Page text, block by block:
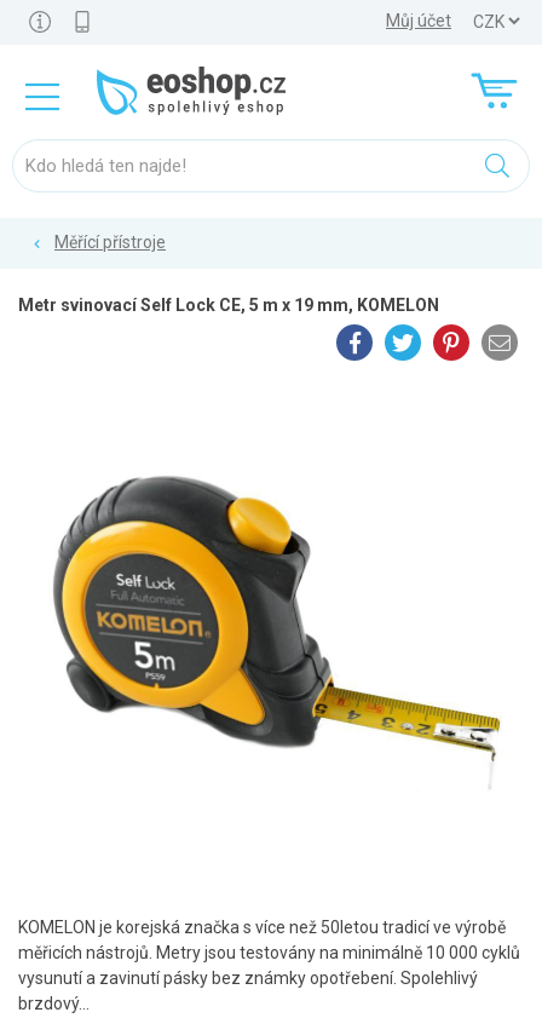
Můj účet
Měřící přístroje
Metr svinovací Self Lock CE, 5 m x 19 mm, KOMELON
KOMELON je korejská značka s více než 50letou tradicí ve výrobě
měřicích nástrojů. Metry jsou testovány na minimálně 10 000 cyklů
vysunutí a zavinutí pásky bez známky opotřebení. Spolehlivý
brzdový...